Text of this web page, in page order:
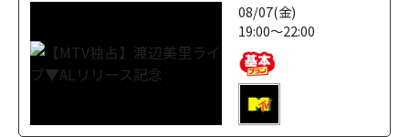
08/07(金)
19:00～22:00